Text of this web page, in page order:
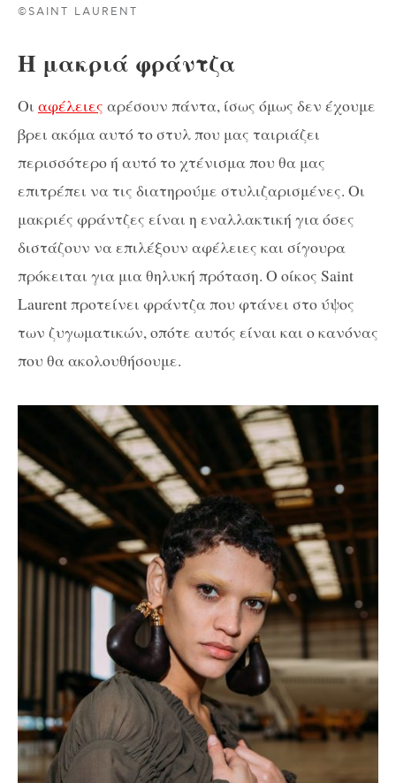
©SAINT LAURENT
Η μακριά φράντζα
Οι αφέλειες αρέσουν πάντα, ίσως όμως δεν έχουμε
βρει ακόμα αυτό το στυλ που μας ταιριάζει
περισσότερο ή αυτό το χτένισμα που θα μας
επιτρέπει να τις διατηρούμε στυλιζαρισμένες. Οι
μακριές φράντζες είναι η εναλλακτική για όσες
διστάζουν να επιλέξουν αφέλειες και σίγουρα
πρόκειται για μια θηλυκή πρόταση. Ο οίκος Saint
Laurent προτείνει φράντζα που φτάνει στο ύψος
των ζυγωματικών, οπότε αυτός είναι και ο κανόνας
που θα ακολουθήσουμε.